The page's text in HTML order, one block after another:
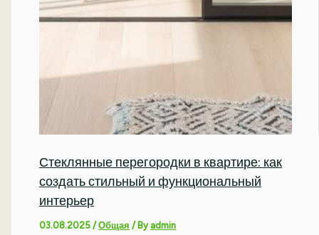
Стеклянные перегородки в квартире: как
создать стильный и функциональный
интерьер
03.08.2025/Общая / Byadmin